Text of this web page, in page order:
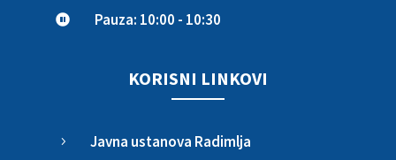
 Pauza: 10:00 - 10:30
KORISNI LINKOVI
5 Javna ustanova Radimlja